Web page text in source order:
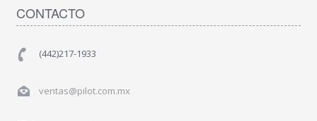
CONTACTO
(442)217-1933
ventas@pilot.com.mx